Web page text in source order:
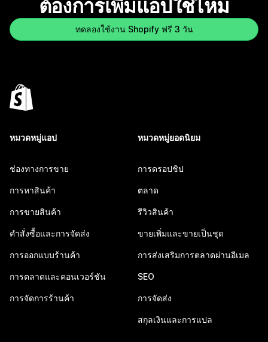
ต้องการเพิ่มแอปใช่ไหม
ทดลองใช้งาน Shopify ฟรี 3 วัน
หมวดหมู่แอป
ช่องทางการขาย
การหาสินค้า
การขายสินค้า
คำสั่งซื้อและการจัดส่ง
การออกแบบร้านค้า
การตลาดและคอนเวอร์ชัน
การจัดการร้านค้า
หมวดหมู่ยอดนิยม
การดรอปชิป
ตลาด
รีวิวสินค้า
ขายเพิ่มและขายเป็นชุด
การส่งเสริมการตลาดผ่านอีเมล
SEO
การจัดส่ง
สกุลเงินและการแปล